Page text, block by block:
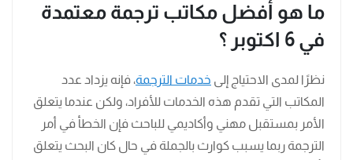
ما هو أفضل مكاتب ترجمة معتمدة
في 6 اكتوبر ؟
نظرًا لمدى الاحتياج إلى خدمات الترجمة، فإنه يزداد عدد
المكاتب التي تقدم هذه الخدمات للأفراد، ولكن عندما يتعلق
الأمر بمستقبل مهني وأكاديمي للباحث فإن الخطأ في أمر
الترجمة ربما يسبب كوارث بالجملة في حال كان البحث يتعلق